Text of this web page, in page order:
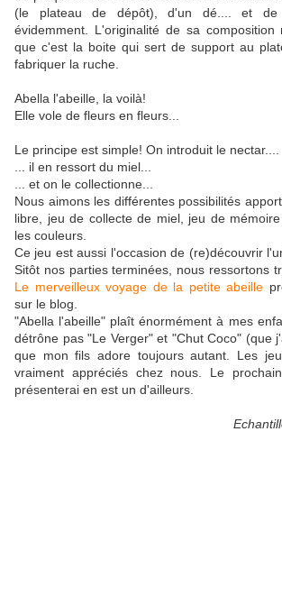
(le plateau de dépôt), d'un dé.... et
évidemment. L'originalité de sa
que c'est la boite qui sert de support au
fabriquer la ruche.
Abella l'abeille, la voilà!
Elle vole de fleurs en fleurs...
Le principe est simple! On introduit le nectar....
... il en ressort du miel...
... et on le collectionne...
Nous aimons les différentes possibilités
libre, jeu de collecte de miel, jeu de
les couleurs.
Ce jeu est aussi l'occasion de (re)découvrir
Sitôt nos parties terminées, nous ressortons
Le merveilleux voyage de la petite abeille
sur le blog.
"Abella l'abeille" plaît énormément à mes
détrône pas "Le Verger" et "Chut Coco" (que
que mon fils adore toujours autant. Les
vraiment appréciés chez nous. Le
présenterai en est un d'ailleurs.